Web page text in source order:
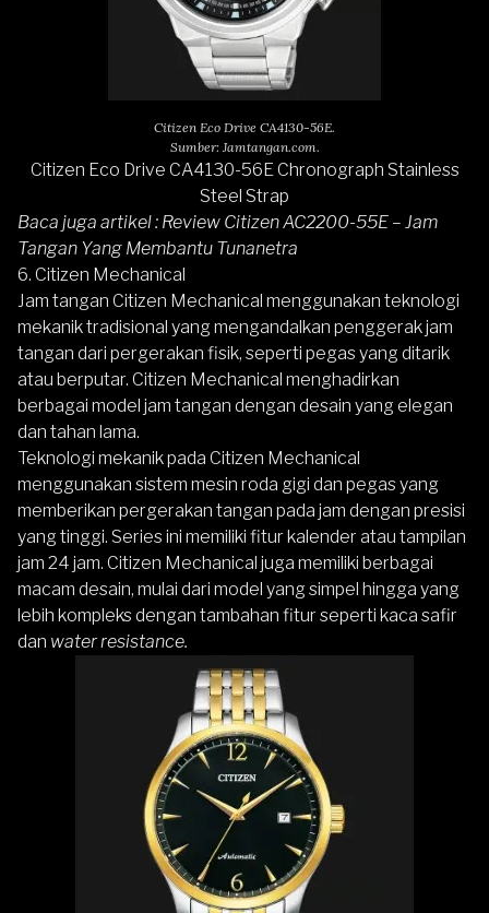
Citizen Eco Drive CA4130-56E.
Sumber: Jamtangan.com.
Citizen Eco Drive CA4130-56E Chronograph Stainless
Steel Strap
Baca juga artikel : Review Citizen AC2200-55E – Jam
Tangan Yang Membantu Tunanetra
6. Citizen Mechanical
Jam tangan Citizen Mechanical menggunakan teknologi
mekanik tradisional yang mengandalkan penggerak jam
tangan dari pergerakan fisik, seperti pegas yang ditarik
atau berputar. Citizen Mechanical menghadirkan
berbagai model jam tangan dengan desain yang elegan
dan tahan lama.
Teknologi mekanik pada Citizen Mechanical
menggunakan sistem mesin roda gigi dan pegas yang
memberikan pergerakan tangan pada jam dengan presisi
yang tinggi. Series ini memiliki fitur kalender atau tampilan
jam 24 jam. Citizen Mechanical juga memiliki berbagai
macam desain, mulai dari model yang simpel hingga yang
lebih kompleks dengan tambahan fitur seperti kaca safir
dan water resistance.